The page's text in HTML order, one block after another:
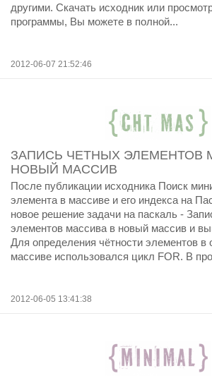
другими. Скачать исходник или
программы, Вы можете в полной...
2012-06-07 21:52:46
ЗАПИСЬ ЧЕТНЫХ ЭЛЕМЕНТОВ
НОВЫЙ МАССИВ
После публикации исходника Поиск
элемента в массиве и его индекса на
новое решение задачи на паскаль -
элементов массива в новый массив и
Для определения чётности элементов в
массиве использовался цикл FOR. В
2012-06-05 13:41:38